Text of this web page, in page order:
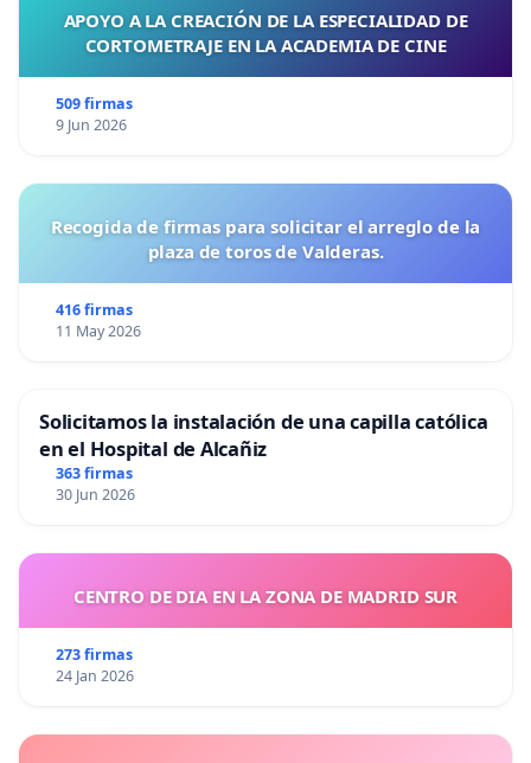
APOYO A LA CREACIÓN DE LA ESPECIALIDAD DE
CORTOMETRAJE EN LA ACADEMIA DE CINE
509 firmas
9 Jun 2026
Recogida de firmas para solicitar el arreglo de la
plaza de toros de Valderas.
416 firmas
11 May 2026
Solicitamos la instalación de una capilla católica
en el Hospital de Alcañiz
363 firmas
30 Jun 2026
CENTRO DE DIA EN LA ZONA DE MADRID SUR
273 firmas
24 Jan 2026